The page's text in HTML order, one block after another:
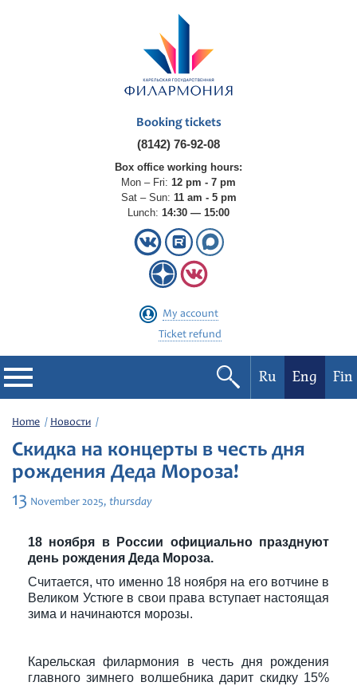
Booking tickets
(8142) 76-92-08
Box office working hours:
Mon – Fri: 12 pm - 7 pm
Sat – Sun: 11 am - 5 pm
Lunch: 14:30 — 15:00
My account
Ticket refund
Philharmonic
Current events
Festivals
Ru Eng Fin
Home Новости
Скидка на концерты в честь дня
рождения Деда Мороза!
13 November 2025, thursday
18 ноября в России официально празднуют
день рождения Деда Мороза.
Считается, что именно 18 ноября на его вотчине в
Великом Устюге в свои права вступает настоящая
зима и начинаются морозы.
Карельская филармония в честь дня рождения
главного зимнего волшебника дарит скидку 15%